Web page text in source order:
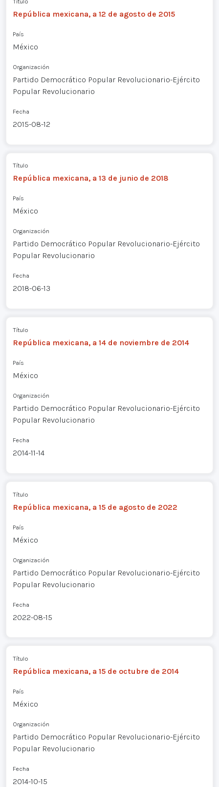
República mexicana, a 12 de agosto de 2015
País
México
Organización
Partido Democrático Popular Revolucionario-Ejército
Popular Revolucionario
Fecha
2015-08-12
Título
República mexicana, a 13 de junio de 2018
País
México
Organización
Partido Democrático Popular Revolucionario-Ejército
Popular Revolucionario
Fecha
2018-06-13
Título
República mexicana, a 14 de noviembre de 2014
País
México
Organización
Partido Democrático Popular Revolucionario-Ejército
Popular Revolucionario
Fecha
2014-11-14
Título
República mexicana, a 15 de agosto de 2022
País
México
Organización
Partido Democrático Popular Revolucionario-Ejército
Popular Revolucionario
Fecha
2022-08-15
Título
República mexicana, a 15 de octubre de 2014
País
México
Organización
Partido Democrático Popular Revolucionario-Ejército
Popular Revolucionario
Fecha
2014-10-15